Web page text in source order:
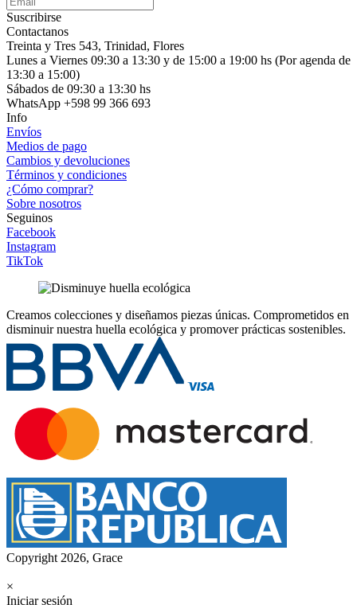
Suscribirse
Contactanos
Treinta y Tres 543, Trinidad, Flores
Lunes a Viernes 09:30 a 13:30 y de 15:00 a 19:00 hs (Por agenda de
13:30 a 15:00)
Sábados de 09:30 a 13:30 hs
WhatsApp +598 99 366 693
Info
Envíos
Medios de pago
Cambios y devoluciones
Términos y condiciones
¿Cómo comprar?
Sobre nosotros
Seguinos
Facebook
Instagram
TikTok
Creamos colecciones y diseñamos piezas únicas. Comprometidos en
disminuir nuestra huella ecológica y promover prácticas sostenibles.
Copyright 2026, Grace
×
Iniciar sesión